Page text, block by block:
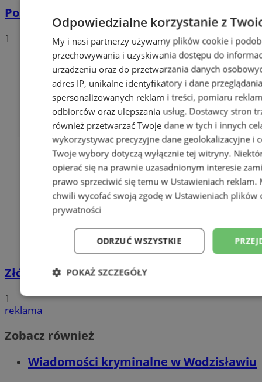
Policyjna eskorta na porodówkę
1
Złóż wniosek o dodatek węglowy
1
reklama
Zobacz również
Wiadomości kryminalne w Wodzisławiu
Odpowiedzialne korzystanie z
My i nasi partnerzy używamy plików cookie i
przechowywania i uzyskiwania dostępu do
urządzeniu oraz do przetwarzania danych
adres IP, unikalne identyfikatory i dane
spersonalizowanych reklam i treści, pomiaru
odbiorców oraz ulepszania usług. Dostawcy stron
również przetwarzać Twoje dane w tych i innych
wykorzystywać precyzyjne dane geolokalizacyjne i
Twoje wybory dotyczą wyłącznie tej witryny.
opierać się na prawnie uzasadnionym interesie
prawo sprzeciwić się temu w Ustawieniach reklam.
chwili wycofać swoją zgodę w Ustawieniach plików
prywatności
ODRZUĆ WSZYSTKIE
POKAŻ SZCZEGÓŁY
Niezbędne Wydajność